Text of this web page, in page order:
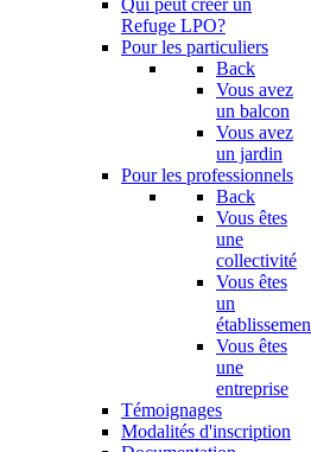
Qui peut créer un
Refuge LPO?
Pour les particuliers
Back
Vous avez
un balcon
Vous avez
un jardin
Pour les professionnels
Back
Vous êtes
une
collectivité
Vous êtes
un
Vous êtes
une
entreprise
Témoignages
Modalités d'inscription